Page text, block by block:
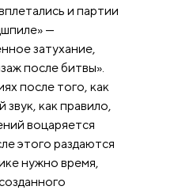
и партии
—
затухание,
после битвы».
после того, как
звук, как правило,
воцаряется
этого раздаются
нужно время,